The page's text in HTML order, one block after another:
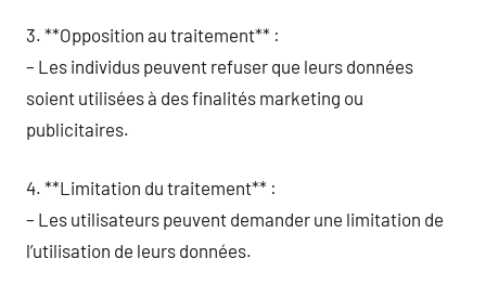
3. **Opposition au traitement** :
– Les individus peuvent refuser que leurs données
soient utilisées à des finalités marketing ou
publicitaires.
4. **Limitation du traitement** :
– Les utilisateurs peuvent demander une limitation de
l’utilisation de leurs données.